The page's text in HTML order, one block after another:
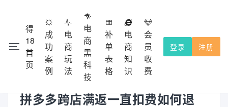
得
18
首
页
成
功
案
例
电
商
玩
法
电
商
黑
科
技
补
单
表
格
电
商
知
识
会
员
收
费
注册
登录
本网站除了免费功能外，都需要收费的，不提供试用！ 注册会
员充值使用，收费点击
会员收费 查看。
拼多多跨店满返一直扣费如何退